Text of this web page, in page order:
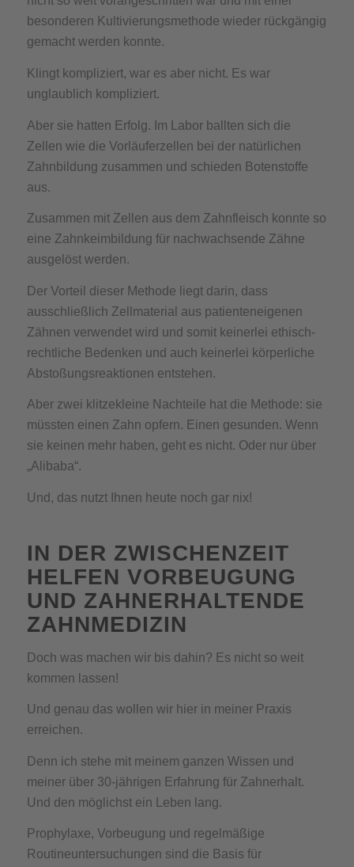
besonderen Kultivierungsmethode wieder rückgängig
gemacht werden konnte.
Klingt kompliziert, war es aber nicht. Es war
unglaublich kompliziert.
Aber sie hatten Erfolg. Im Labor ballten sich die
Zellen wie die Vorläuferzellen bei der natürlichen
Zahnbildung zusammen und schieden Botenstoffe
aus.
Zusammen mit Zellen aus dem Zahnfleisch konnte so
eine Zahnkeimbildung für nachwachsende Zähne
ausgelöst werden.
Der Vorteil dieser Methode liegt darin, dass
ausschließlich Zellmaterial aus patienteneigenen
Zähnen verwendet wird und somit keinerlei ethisch-
rechtliche Bedenken und auch keinerlei körperliche
Abstoßungsreaktionen entstehen.
Aber zwei klitzekleine Nachteile hat die Methode: sie
müssten einen Zahn opfern. Einen gesunden. Wenn
sie keinen mehr haben, geht es nicht. Oder nur über
„Alibaba“.
Und, das nutzt Ihnen heute noch gar nix!
IN DER ZWISCHENZEIT
HELFEN VORBEUGUNG
UND ZAHNERHALTENDE
ZAHNMEDIZIN
Doch was machen wir bis dahin? Es nicht so weit
kommen lassen!
Und genau das wollen wir hier in meiner Praxis
erreichen.
Denn ich stehe mit meinem ganzen Wissen und
meiner über 30-jährigen Erfahrung für Zahnerhalt.
Und den möglichst ein Leben lang.
Prophylaxe, Vorbeugung und regelmäßige
Routineuntersuchungen sind die Basis für